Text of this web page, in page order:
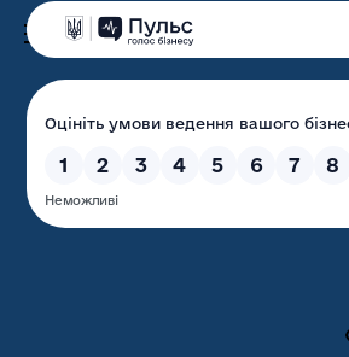
Волинська
державна